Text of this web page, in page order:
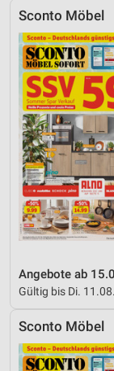
Sconto Möbel
Angebote ab
Gültig bis Di. 11.08.
Sconto Möbel